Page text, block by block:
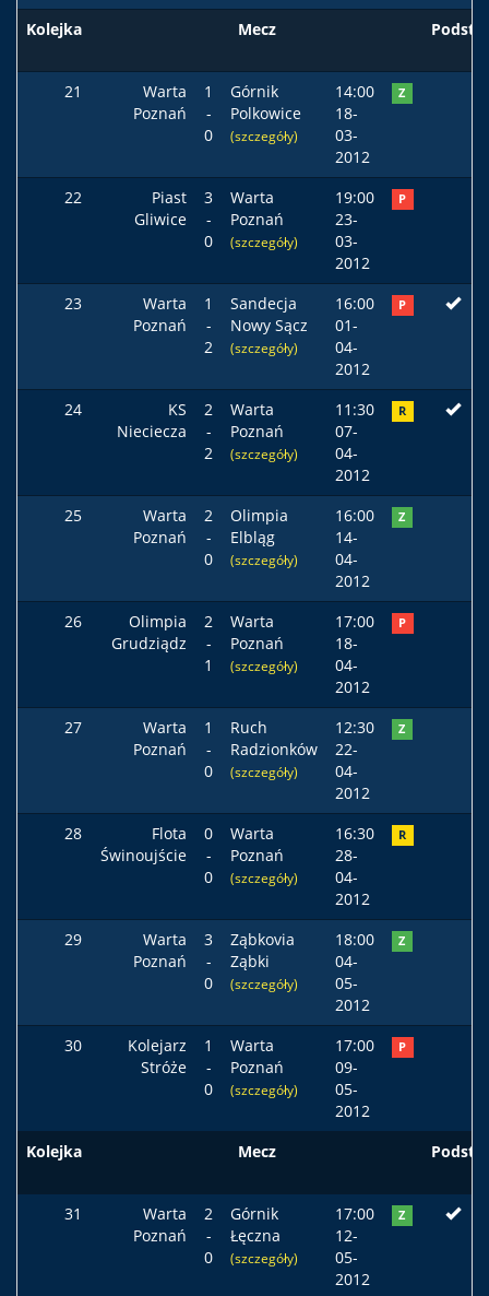
Kolejka Mecz Podst
21
Warta
Poznań
1
-
0
Górnik
Polkowice
(szczegóły)
14:00
18-
03-
2012
Z
22
Piast
Gliwice
3
-
0
Warta
Poznań
(szczegóły)
19:00
23-
03-
2012
P
23
Warta
Poznań
1
-
2
Sandecja
Nowy Sącz
(szczegóły)
16:00
01-
04-
2012
P
24
KS
Nieciecza
2
-
2
Warta
Poznań
(szczegóły)
11:30
07-
04-
2012
R
25
Warta
Poznań
2
-
0
Olimpia
Elbląg
(szczegóły)
16:00
14-
04-
2012
Z
26
Olimpia
Grudziądz
2
-
1
Warta
Poznań
(szczegóły)
17:00
18-
04-
2012
P
27
Warta
Poznań
1
-
0
Ruch
Radzionków
(szczegóły)
12:30
22-
04-
2012
Z
28
Flota
Świnoujście
0
-
0
Warta
Poznań
(szczegóły)
16:30
28-
04-
2012
R
29
Warta
Poznań
3
-
0
Ząbkovia
Ząbki
(szczegóły)
18:00
04-
05-
2012
Z
30
Kolejarz
Stróże
1
-
0
Warta
Poznań
(szczegóły)
17:00
09-
05-
2012
P
Kolejka Mecz Podst
31
Warta
Poznań
2
-
0
Górnik
Łęczna
(szczegóły)
17:00
12-
05-
2012
Z